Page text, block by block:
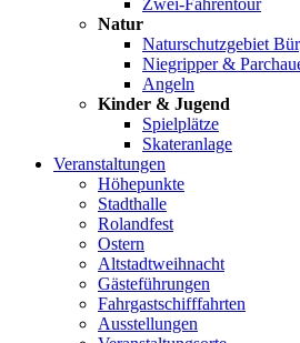
Zwei-Fährentour
Natur
Naturschutzgebiet
Niegripper &
Angeln
Kinder & Jugend
Spielplätze
Skateranlage
Veranstaltungen
Höhepunkte
Stadthalle
Rolandfest
Ostern
Altstadtweihnacht
Gästeführungen
Fahrgastschifffahrten
Ausstellungen